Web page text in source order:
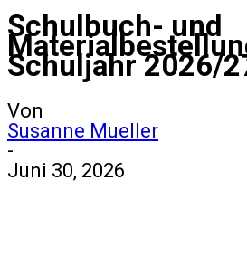
Schulbuch- und
Schuljahr 2026/
Von
Susanne Mueller
-
Juni 30, 2026